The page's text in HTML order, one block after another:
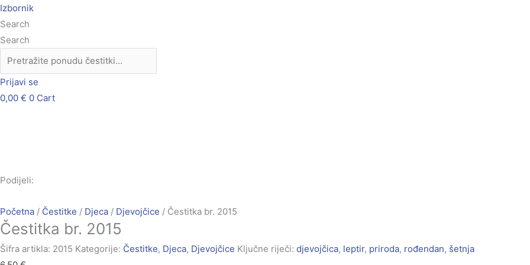
Skip
to
content
Izbornik
Search
Search
Prijavi se
0,00 € 0 Cart
Podijeli:
Početna / Čestitke / Djeca / Djevojčice / Čestitka br. 2015
Čestitka br. 2015
Šifra artikla: 2015 Kategorije: Čestitke, Djeca, Djevojčice Ključne riječi: djevojčica, leptir, priroda, rođendan, šetnja
Čestitka
br.
2015
količina